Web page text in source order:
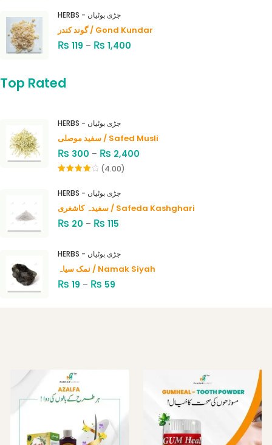
HERBS - جڑی بوٹیاں
گوند کندر / Gond Kundar
₨ 119 – ₨ 1,400
Top Rated
HERBS - جڑی بوٹیاں
سفید موصلی / Safed Musli
₨ 300 – ₨ 2,400
of 5
(4.00)
HERBS - جڑی بوٹیاں
سفیدہ کاشغری / Safeda Kashghari
₨ 20 – ₨ 115
HERBS - جڑی بوٹیاں
نمک سیاہ / Namak Siyah
₨ 19 – ₨ 59